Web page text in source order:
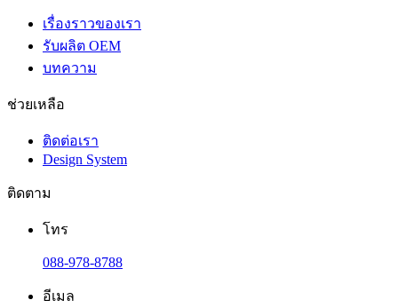
เรื่องราวของเรา
รับผลิต OEM
บทความ
ช่วยเหลือ
ติดต่อเรา
Design System
ติดตาม
โทร
088-978-8788
อีเมล